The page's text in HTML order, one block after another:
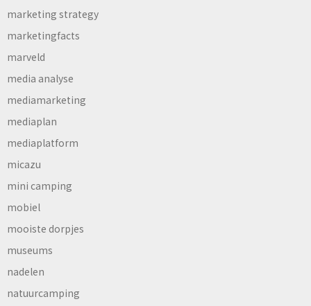
marketing strategy
marketingfacts
marveld
media analyse
mediamarketing
mediaplan
mediaplatform
micazu
mini camping
mobiel
mooiste dorpjes
museums
nadelen
natuurcamping